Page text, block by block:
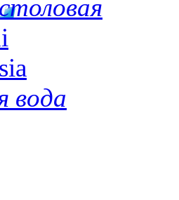
вода